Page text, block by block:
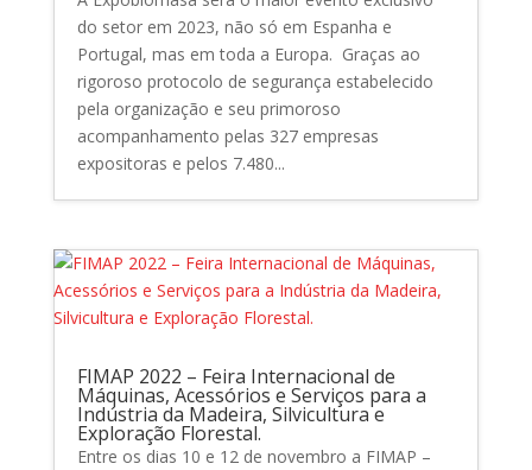
do setor em 2023, não só em Espanha e
Portugal, mas em toda a Europa. Graças ao
rigoroso protocolo de segurança estabelecido
pela organização e seu primoroso
acompanhamento pelas 327 empresas
expositoras e pelos 7.480...
FIMAP 2022 – Feira Internacional de
Máquinas, Acessórios e Serviços para a
Indústria da Madeira, Silvicultura e
Exploração Florestal.
Entre os dias 10 e 12 de novembro a FIMAP –